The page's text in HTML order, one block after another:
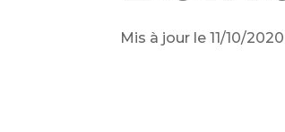
Mis à jour le 11/10/